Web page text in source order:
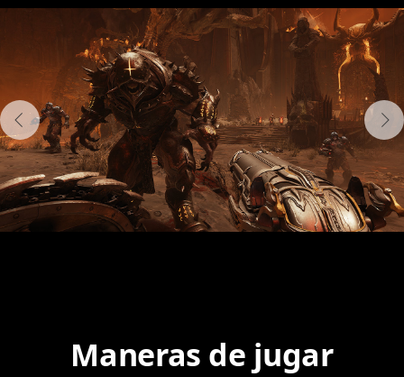
Maneras de jugar